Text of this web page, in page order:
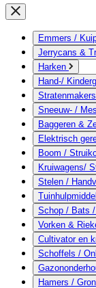
Emmers /
Jerrycans &
Harken
Hand-/
Sneeuw- /
Baggeren &
Elektrisch
Boom /
Kruiwagens/
Stelen /
Schop / Bats
Vorken &
Cultivator en
Schoffels /
Hamers /